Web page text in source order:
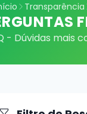
Transparência
- Dúvidas mais